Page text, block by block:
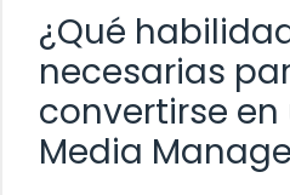
¿Qué
necesarias
convertirse en
Media